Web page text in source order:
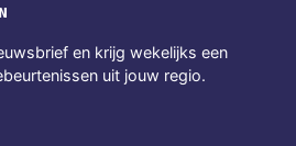
en krijg wekelijks een
uit jouw regio.